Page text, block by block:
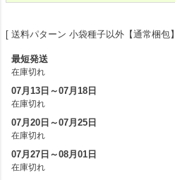
送料パターン 小袋種子以外【通常梱包】
最短発送
在庫切れ
07月13日～07月18日
在庫切れ
07月20日～07月25日
在庫切れ
07月27日～08月01日
在庫切れ